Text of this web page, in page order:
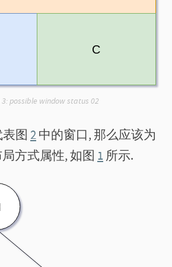
3:possible window status 02
图 2中的窗口, 那么应该为
方式属性, 如图 1所示.